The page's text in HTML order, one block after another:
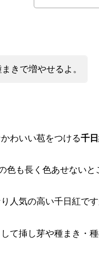
きで増やせるよ。
わいい苞をつける千
も長く色あせないと
人気の高い千日紅で
て挿し芽や種まき・